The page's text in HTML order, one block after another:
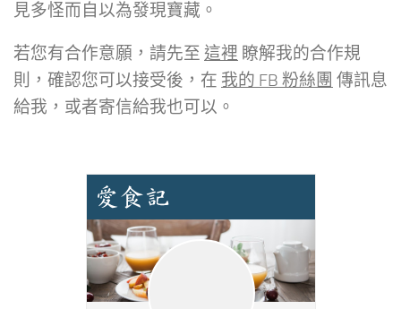
見多怪而自以為發現寶藏。
若您有合作意願，請先至 這裡 瞭解我的合作規
則，確認您可以接受後，在 我的 FB 粉絲團 傳訊息
給我，或者寄信給我也可以。